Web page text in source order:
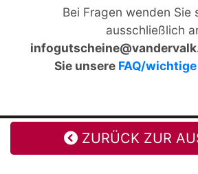
Bei Fragen wenden Sie
ausschließlich
Sie unsere FAQ/
ZURÜCK ZUR